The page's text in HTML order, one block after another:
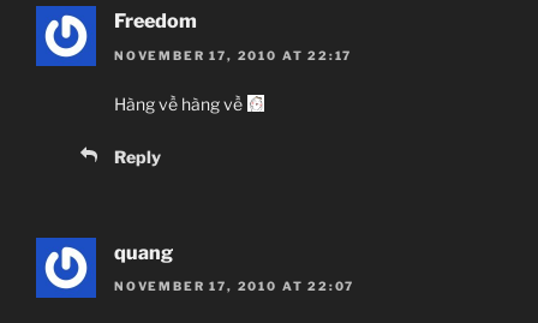
Freedom
NOVEMBER 17, 2010 AT 22:17
Hàng về hàng về
Reply
quang
NOVEMBER 17, 2010 AT 22:07